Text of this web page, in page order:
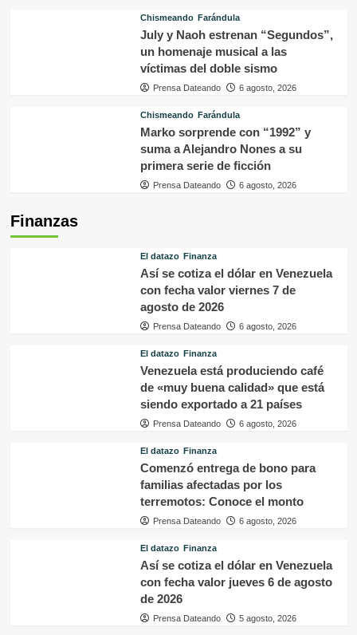
Chismeando Farándula
July y Naoh estrenan “Segundos”,
un homenaje musical a las
víctimas del doble sismo
Prensa Dateando 6 agosto, 2026
Chismeando Farándula
Marko sorprende con “1992” y
suma a Alejandro Nones a su
primera serie de ficción
Prensa Dateando 6 agosto, 2026
Finanzas
El datazo Finanza
Así se cotiza el dólar en Venezuela
con fecha valor viernes 7 de
agosto de 2026
Prensa Dateando 6 agosto, 2026
El datazo Finanza
Venezuela está produciendo café
de «muy buena calidad» que está
siendo exportado a 21 países
Prensa Dateando 6 agosto, 2026
El datazo Finanza
Comenzó entrega de bono para
familias afectadas por los
terremotos: Conoce el monto
Prensa Dateando 6 agosto, 2026
El datazo Finanza
Así se cotiza el dólar en Venezuela
con fecha valor jueves 6 de agosto
de 2026
Prensa Dateando 5 agosto, 2026